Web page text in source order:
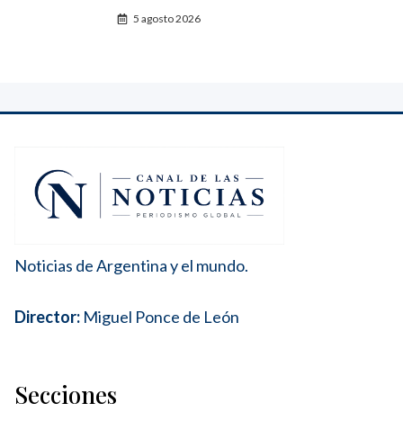
5 agosto 2026
Noticias de Argentina y el mundo.
Director: Miguel Ponce de León
Secciones